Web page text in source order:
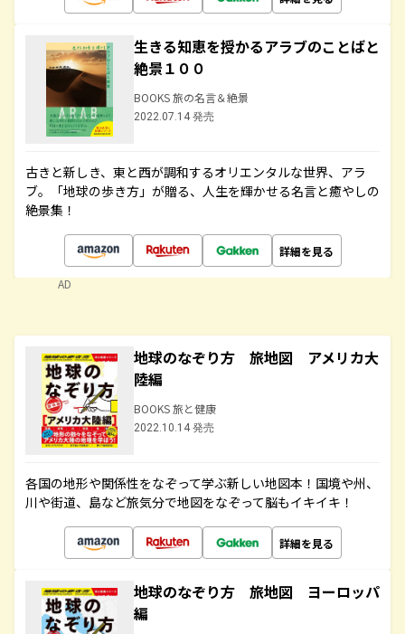
生きる知恵を授かるアラブのことばと
絶景１００
BOOKS 旅の名言＆絶景
2022.07.14 発売
古きと新しき、東と西が調和するオリエンタルな世界、アラ
ブ。「地球の歩き方」が贈る、人生を輝かせる名言と癒やしの
絶景集！
詳細を見る
AD
地球のなぞり方 旅地図 アメリカ大
陸編
BOOKS 旅と健康
2022.10.14 発売
各国の地形や関係性をなぞって学ぶ新しい地図本！国境や州、
川や街道、島など旅気分で地図をなぞって脳もイキイキ！
詳細を見る
地球のなぞり方 旅地図 ヨーロッパ
編